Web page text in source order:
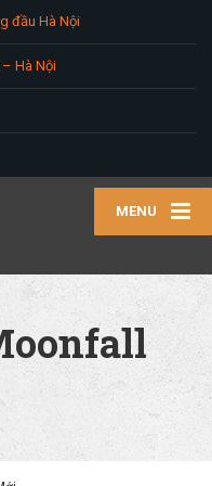
đầu Hà Nội
Hà Nội
MENU